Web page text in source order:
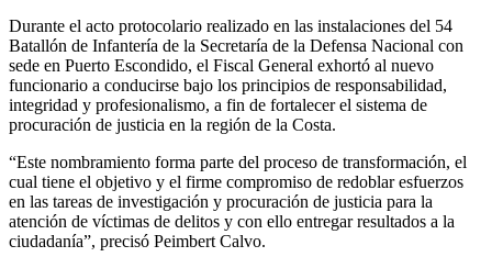
Durante el acto protocolario realizado en las instalaciones del 54
Batallón de Infantería de la Secretaría de la Defensa Nacional con
sede en Puerto Escondido, el Fiscal General exhortó al nuevo
funcionario a conducirse bajo los principios de responsabilidad,
integridad y profesionalismo, a fin de fortalecer el sistema de
procuración de justicia en la región de la Costa.
“Este nombramiento forma parte del proceso de transformación, el
cual tiene el objetivo y el firme compromiso de redoblar esfuerzos
en las tareas de investigación y procuración de justicia para la
atención de víctimas de delitos y con ello entregar resultados a la
ciudadanía”, precisó Peimbert Calvo.